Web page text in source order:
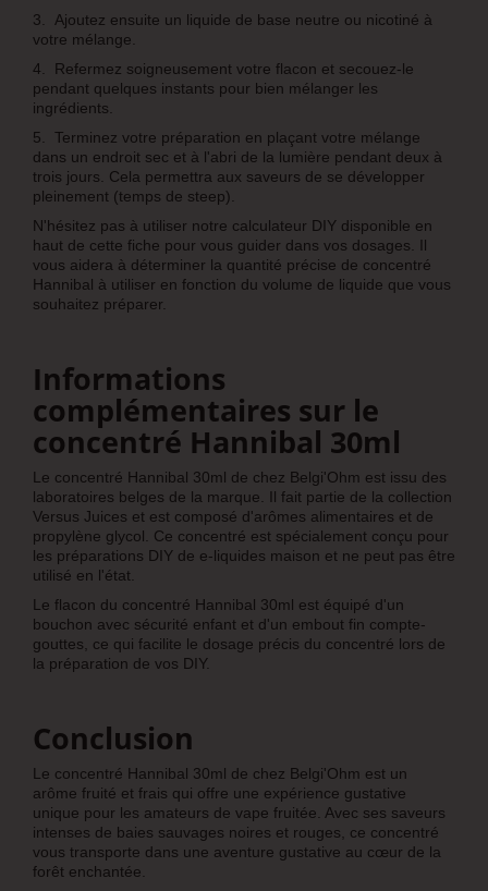
3.
Ajoutez ensuite un liquide de base neutre ou nicotiné à
votre mélange.
4.
Refermez soigneusement votre flacon et secouez-le
pendant quelques instants pour bien mélanger les
ingrédients.
5.
Terminez votre préparation en plaçant votre mélange
dans un endroit sec et à l'abri de la lumière pendant deux à
trois jours. Cela permettra aux saveurs de se développer
pleinement (temps de steep).
N'hésitez pas à utiliser notre calculateur DIY disponible en
haut de cette fiche pour vous guider dans vos dosages. Il
vous aidera à déterminer la quantité précise de concentré
Hannibal à utiliser en fonction du volume de liquide que vous
souhaitez préparer.
Informations
complémentaires sur le
concentré Hannibal 30ml
Le concentré Hannibal 30ml de chez Belgi'Ohm est issu des
laboratoires belges de la marque. Il fait partie de la collection
Versus Juices et est composé d'arômes alimentaires et de
propylène glycol. Ce concentré est spécialement conçu pour
les préparations DIY de e-liquides maison et ne peut pas être
utilisé en l'état.
Le flacon du concentré Hannibal 30ml est équipé d'un
bouchon avec sécurité enfant et d'un embout fin compte-
gouttes, ce qui facilite le dosage précis du concentré lors de
la préparation de vos DIY.
Conclusion
Le concentré Hannibal 30ml de chez Belgi'Ohm est un
arôme fruité et frais qui offre une expérience gustative
unique pour les amateurs de vape fruitée. Avec ses saveurs
intenses de baies sauvages noires et rouges, ce concentré
vous transporte dans une aventure gustative au cœur de la
forêt enchantée.